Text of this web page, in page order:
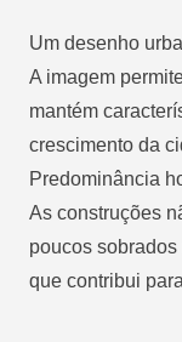
Um desenho
A imagem
mantém
crescimento da
Predominância
As construções
poucos
que contribui